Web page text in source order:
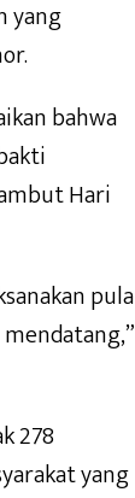
yang
bahwa
Hari
pula
278
yang